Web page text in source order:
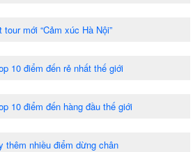
mới “Cảm xúc Hà Nội”
10 điểm đến rẻ nhất thế giới
10 điểm đến hàng đầu thế giới
thêm nhiều điểm dừng chân